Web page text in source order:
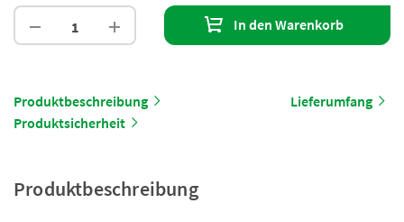
In den Warenkorb
Produktbeschreibung
Lieferumfang
Produktsicherheit
Produktbeschreibung